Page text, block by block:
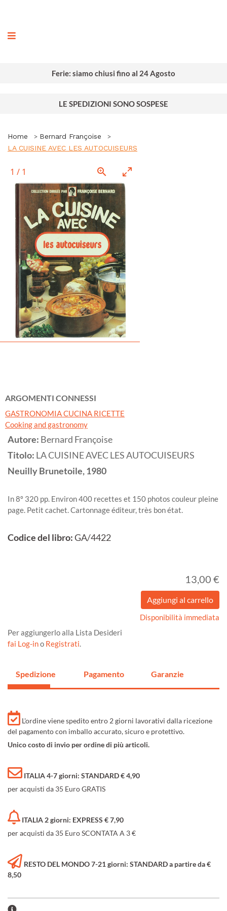
Ferie: siamo chiusi fino al 24 Agosto
LE SPEDIZIONI SONO SOSPESE
Home
Bernard Françoise
LA CUISINE AVEC LES AUTOCUISEURS
1 / 1
ARGOMENTI CONNESSI
GASTRONOMIA CUCINA RICETTE
Cooking and gastronomy
Autore: Bernard Françoise
Titolo: LA CUISINE AVEC LES AUTOCUISEURS
NeuillyBrunetoile,1980
In 8º 320 pp. Environ 400 recettes et 150 photos couleur pleine
page. Petit cachet. Cartonnage éditeur, très bon état.
Codice del libro:GA/4422
13,00 €
Disponibilità immediata
Per aggiungerlo alla Lista Desideri
fai Log-ino Registrati.
Spedizione Pagamento Garanzie
L'ordine viene spedito entro 2 giorni lavorativi dalla ricezione
del pagamento con imballo accurato, sicuro e protettivo.
Unico costo di invio per ordine di più articoli.
ITALIA 4-7 giorni: STANDARD € 4,90
per acquisti da 35 Euro GRATIS
ITALIA 2 giorni: EXPRESS € 7,90
per acquisti da 35 Euro SCONTATA A 3 €
RESTO DEL MONDO 7-21 giorni: STANDARD a partire da €
8,50